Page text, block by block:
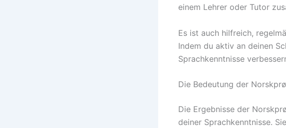
einem Lehrer oder Tutor
Es ist auch hilfreich,
Indem du aktiv an deinen
Sprachkenntnisse
Die Bedeutung der
Die Ergebnisse der
deiner Sprachkenntnisse.